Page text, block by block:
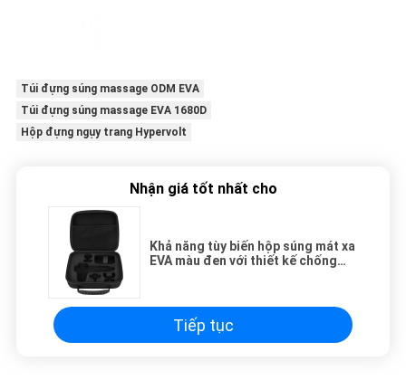
Túi đựng súng massage ODM EVA
Túi đựng súng massage EVA 1680D
Hộp đựng ngụy trang Hypervolt
Nhận giá tốt nhất cho
Khả năng tùy biến hộp súng mát xa
EVA màu đen với thiết kế chống
Tiếp tục